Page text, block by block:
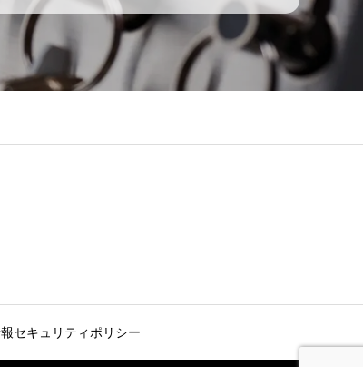
セキュリティポリシー